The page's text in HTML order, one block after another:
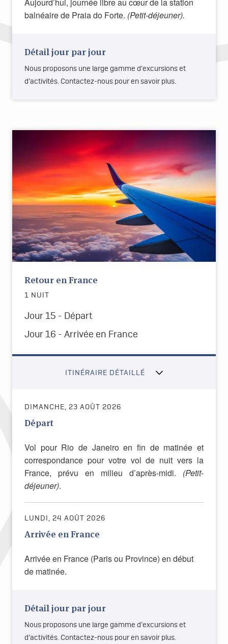
Aujourd’hui, journée libre au cœur de la station
balnéaire de Praia do Forte. (Petit-déjeuner).
Détail jour par jour
Nous proposons une large gamme d’excursions et
d’activités. Contactez-nous pour en savoir plus.
Retour en France
1 NUIT
Jour 15 - Départ
Jour 16 - Arrivée en France
ITINÉRAIRE DÉTAILLÉ
DIMANCHE, 23 AOÛT 2026
Départ
Vol pour Rio de Janeiro en fin de matinée et
correspondance pour votre vol de nuit vers la
France, prévu en milieu d’après-midi. (Petit-
déjeuner).
LUNDI, 24 AOÛT 2026
Arrivée en France
Arrivée en France (Paris ou Province) en début
de matinée.
Détail jour par jour
Nous proposons une large gamme d’excursions et
d’activités. Contactez-nous pour en savoir plus.